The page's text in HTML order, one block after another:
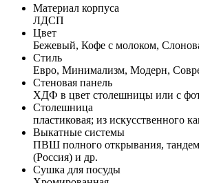
Материал корпуса
ЛДСП
Цвет
Бежевый, Кофе с молоком,
Стиль
Евро, Минимализм, Модерн,
Стеновая панель
ХДФ в цвет столешницы или с
Столешница
пластиковая; из искусственного
Выкатные системы
ПВШ полного открывания,
(Россия) и др.
Сушка для посуды